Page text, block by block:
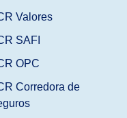
Valores
SAFI
OPC
Corredora de